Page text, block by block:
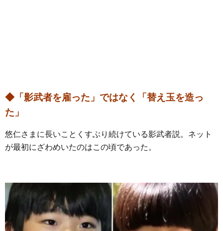
◆「影武者を雇った」ではなく「替え玉を造っ
た」
悠仁さまに長いことくすぶり続けている影武者説。ネット
が最初にざわめいたのはこの頃であった。